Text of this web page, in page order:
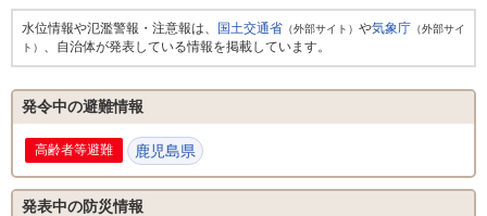
水位情報や氾濫警報・注意報は、 国土交通省 （外部サイト） や気象庁 （外部サイ
ト） 、自治体が発表している情報を掲載しています。
発令中の避難情報
高齢者等避難 鹿児島県
発表中の防災情報